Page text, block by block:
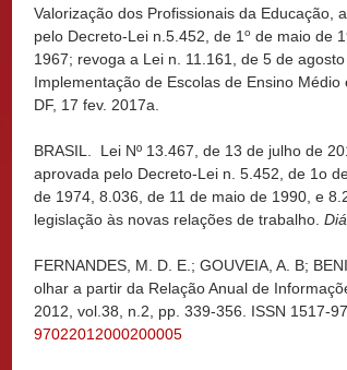
Valorização dos Profissionais da Educação,
pelo Decreto-Lei n.5.452, de 1 o de maio de
1967; revoga a Lei n. 11.161, de 5 de
Implementação de Escolas de Ensino Médio
DF, 17 fev. 2017a.
BRASIL. Lei Nº 13.467, de 13 de julho de
aprovada pelo Decreto-Lei n. 5.452, de 1o
de 1974, 8.036, de 11 de maio de 1990, e
legislação às novas relações de trabalho.
FERNANDES, M. D. E.; GOUVEIA, A. B;
olhar a partir da Relação Anual de
2012, vol.38, n.2, pp. 339-356. ISSN 1517-
97022012000200005